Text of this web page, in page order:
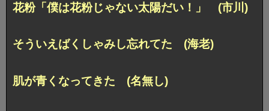
花粉「僕は花粉じゃない太陽だい！」 (市川)
そういえばくしゃみし忘れてた (海老)
肌が青くなってきた (名無し)